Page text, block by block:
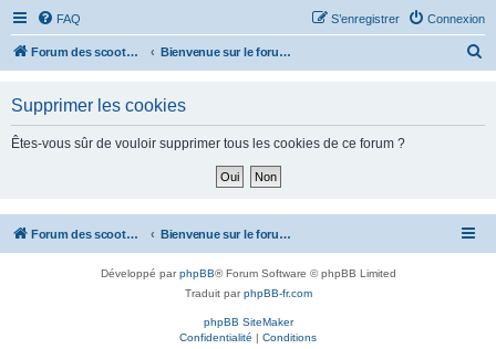
FAQ Connexion
S’enregistrer
Forum des scooters SYM - GTS -MAXSYM - CRUISYM - JOYMAX - Maxsym TL Bienvenue sur le forum des scooters de la gamme SYM
h
Supprimer les cookies
Êtes-vous sûr de vouloir supprimer tous les cookies de ce forum ?
Forum des scooters SYM - GTS -MAXSYM - CRUISYM - JOYMAX - Maxsym TL Bienvenue sur le forum des scooters de la gamme SYM
Développé parphpBB® Forum Software © phpBB Limited
Traduit parphpBB-fr.com
phpBB SiteMaker
Confidentialité | Conditions